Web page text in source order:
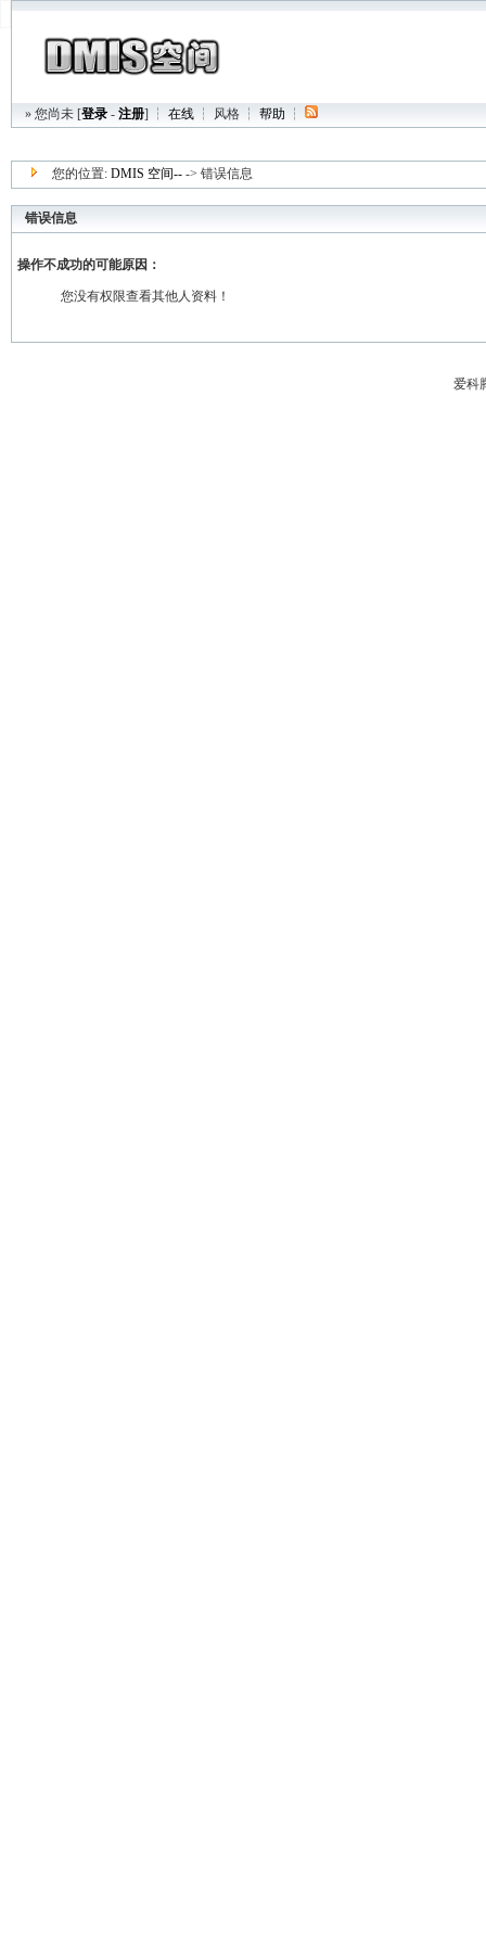
» 您尚未 [登录 - 注册] ┆ 在线 ┆ 风格 ┆ 帮助 ┆
您的位置: DMIS 空间-- -> 错误信息
错误信息
操作不成功的可能原因：
您没有权限查看其他人资料！
爱科